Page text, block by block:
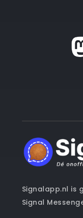
Signalapp.nl is
Signal